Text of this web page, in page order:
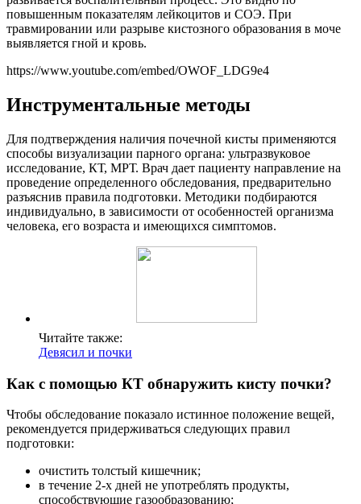
повышенным показателям лейкоцитов и СОЭ. При
травмировании или разрыве кистозного образования в моче
выявляется гной и кровь.
https://www.youtube.com/embed/OWOF_LDG9e4
Инструментальные методы
Для подтверждения наличия почечной кисты применяются
способы визуализации парного органа: ультразвуковое
исследование, КТ, МРТ. Врач дает пациенту направление на
проведение определенного обследования, предварительно
разъяснив правила подготовки. Методики подбираются
индивидуально, в зависимости от особенностей организма
человека, его возраста и имеющихся симптомов.
Читайте также:
Девясил и почки
Как с помощью КТ обнаружить кисту почки?
Чтобы обследование показало истинное положение вещей,
рекомендуется придерживаться следующих правил
подготовки:
очистить толстый кишечник;
в течение 2-х дней не употреблять продукты,
способствующие газообразованию;